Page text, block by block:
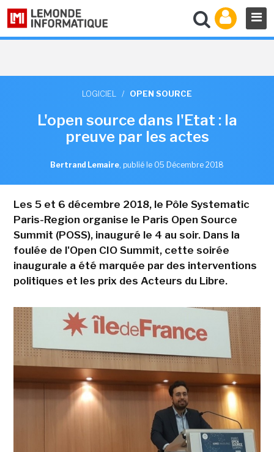
LOGICIEL / OPEN SOURCE
L'open source dans l'Etat : la
preuve par les actes
Bertrand Lemaire, publié le 05 Décembre 2018
Les 5 et 6 décembre 2018, le Pôle Systematic
Paris-Region organise le Paris Open Source
Summit (POSS), inauguré le 4 au soir. Dans la
foulée de l'Open CIO Summit, cette soirée
inaugurale a été marquée par des interventions
politiques et les prix des Acteurs du Libre.